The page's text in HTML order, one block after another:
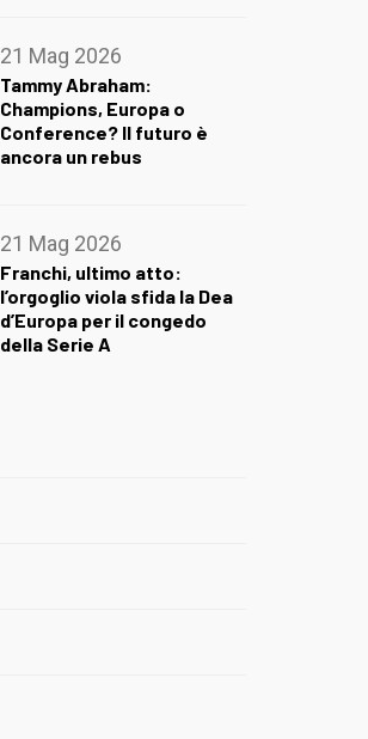
21 Mag 2026
Tammy Abraham:
Champions, Europa o
Conference? Il futuro è
ancora un rebus
21 Mag 2026
Franchi, ultimo atto:
l’orgoglio viola sfida la Dea
d’Europa per il congedo
della Serie A